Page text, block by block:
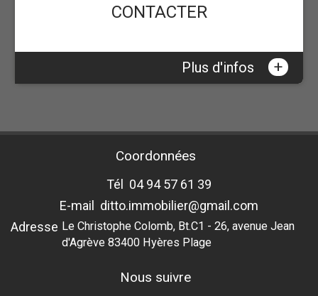
CONTACTER
Plus d'infos +
Coordonnées
Tél 04 94 57 61 39
E-mail ditto.immobilier@gmail.com
Adresse Le Christophe Colomb, Bt.C1 - 26, avenue Jean
d'Agrève 83400 Hyères Plage
Nous suivre